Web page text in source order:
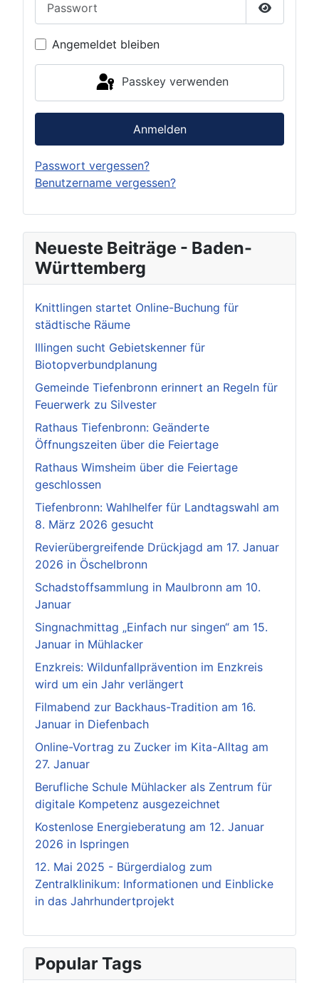
Passwort
Angemeldet bleiben
Passkey verwenden
Anmelden
Passwort vergessen?
Benutzername vergessen?
Neueste Beiträge - Baden-
Württemberg
Knittlingen startet Online-Buchung für
städtische Räume
Illingen sucht Gebietskenner für
Biotopverbundplanung
Gemeinde Tiefenbronn erinnert an Regeln für
Feuerwerk zu Silvester
Rathaus Tiefenbronn: Geänderte
Öffnungszeiten über die Feiertage
Rathaus Wimsheim über die Feiertage
geschlossen
Tiefenbronn: Wahlhelfer für Landtagswahl am
8. März 2026 gesucht
Revierübergreifende Drückjagd am 17. Januar
2026 in Öschelbronn
Schadstoffsammlung in Maulbronn am 10.
Januar
Singnachmittag „Einfach nur singen“ am 15.
Januar in Mühlacker
Enzkreis: Wildunfallprävention im Enzkreis
wird um ein Jahr verlängert
Filmabend zur Backhaus-Tradition am 16.
Januar in Diefenbach
Online-Vortrag zu Zucker im Kita-Alltag am
27. Januar
Berufliche Schule Mühlacker als Zentrum für
digitale Kompetenz ausgezeichnet
Kostenlose Energieberatung am 12. Januar
2026 in Ispringen
12. Mai 2025 - Bürgerdialog zum
Zentralklinikum: Informationen und Einblicke
in das Jahrhundertprojekt
Popular Tags